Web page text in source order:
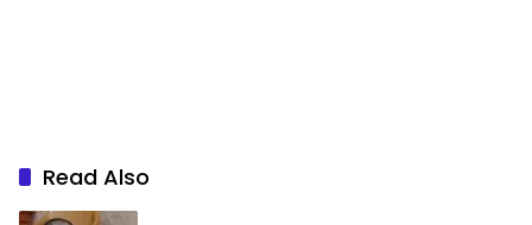
Read Also